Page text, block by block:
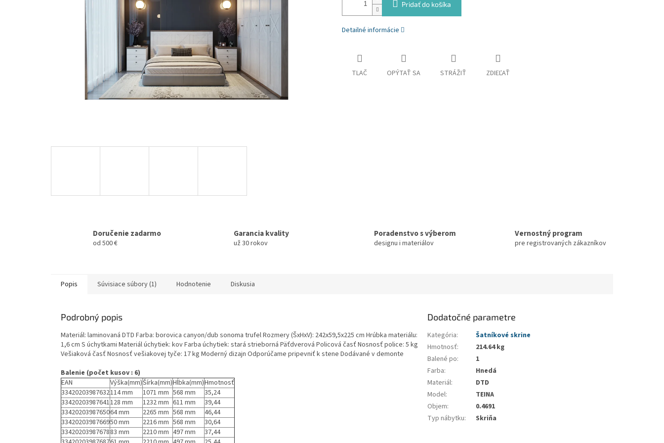
Pridať do košíka
Detailné informácie
TLAČ OPÝTAŤ SA STRÁŽIŤ ZDIEĽAŤ
Doručenie zadarmo
od 500 €
Garancia kvality
už 30 rokov
Poradenstvo s výberom
designu i materiálov
Vernostný program
pre registrovaných zákazníkov
Popis Súvisiace súbory (1) Hodnotenie Diskusia
Podrobný popis
Materiál: laminovaná DTD Farba: borovica canyon/dub sonoma trufel Rozmery (ŠxHxV): 242x59,5x225 cm Hrúbka materiálu:
1,6 cm S úchytkami Materiál úchytiek: kov Farba úchytiek: stará strieborná Päťdverová Policová časť Nosnosť police: 5 kg
Vešiaková časť Nosnosť vešiakovej tyče: 17 kg Moderný dizajn Odporúčame pripevniť k stene Dodávané v demonte
Balenie (počet kusov : 6)
EAN
Výška(mm)Šírka(mm)Hĺbka(mm)Hmotnosť
33420203987632114 mm 1071 mm 568 mm
35,24
33420203987641128 mm 1232 mm 611 mm
39,44
3342020398765064 mm 2265 mm 568 mm
46,44
3342020398766950 mm 2216 mm 568 mm
30,64
3342020398767883 mm 2210 mm 497 mm
37,44
Dodatočné parametre
Kategória:
Šatníkové skrine
Hmotnosť:
214.64 kg
Balené po:
1
Farba:
Hnedá
Materiál:
DTD
Model:
TEINA
Objem:
0.4691
Typ nábytku: Skriňa